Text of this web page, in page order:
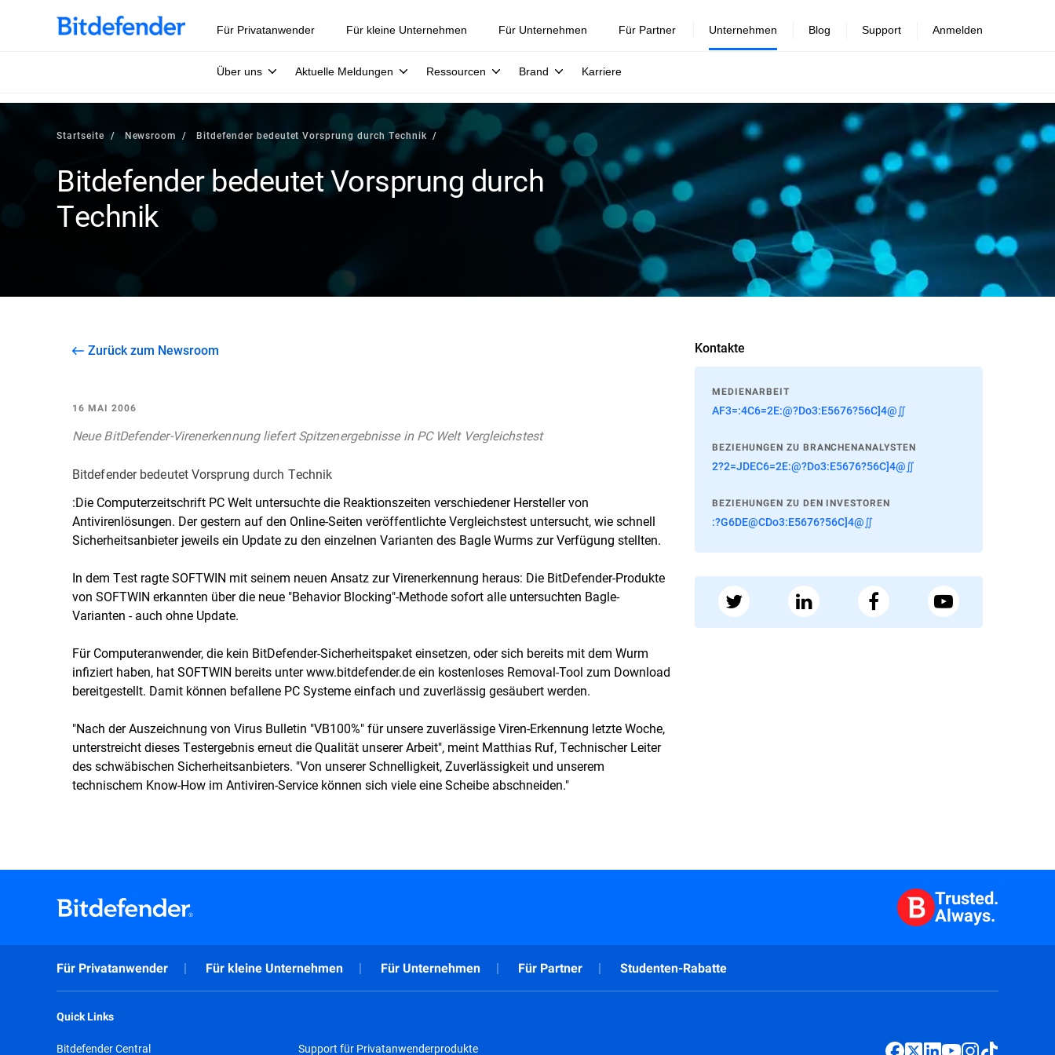
Für Privatanwender Für kleine Unternehmen Für Unternehmen Für Partner Unternehmen
Über uns Aktuelle Meldungen Ressourcen Brand Karriere
Blog Support Anmelden
Startseite Newsroom Bitdefender bedeutet Vorsprung durch Technik
Bitdefender bedeutet Vorsprung durch
Technik
Zurück zum Newsroom
16 MAI 2006
Neue BitDefender-Virenerkennung liefert Spitzenergebnisse in PC Welt Vergleichstest
Bitdefender bedeutet Vorsprung durch Technik
:Die Computerzeitschrift PC Welt untersuchte die Reaktionszeiten verschiedener Hersteller von
Antivirenlösungen. Der gestern auf den Online-Seiten veröffentlichte Vergleichstest untersucht, wie schnell
Sicherheitsanbieter jeweils ein Update zu den einzelnen Varianten des Bagle Wurms zur Verfügung stellten.
In dem Test ragte SOFTWIN mit seinem neuen Ansatz zur Virenerkennung heraus: Die BitDefender-Produkte
von SOFTWIN erkannten über die neue "Behavior Blocking"-Methode sofort alle untersuchten Bagle-
Varianten - auch ohne Update.
Für Computeranwender, die kein BitDefender-Sicherheitspaket einsetzen, oder sich bereits mit dem Wurm
infiziert haben, hat SOFTWIN bereits unterwww.bitdefender.deein kostenloses Removal-Tool zum Download
bereitgestellt. Damit können befallene PC Systeme einfach und zuverlässig gesäubert werden.
"Nach der Auszeichnung von Virus Bulletin "VB100%" für unsere zuverlässige Viren-Erkennung letzte Woche,
unterstreicht dieses Testergebnis erneut die Qualität unserer Arbeit", meint Matthias Ruf, Technischer Leiter
des schwäbischen Sicherheitsanbieters. "Von unserer Schnelligkeit, Zuverlässigkeit und unserem
technischem Know-How im Antiviren-Service können sich viele eine Scheibe abschneiden."
Kontakte
MEDIENARBEIT
AF3=:4C6=2E:@?Do3:E5676?56C]4@∬
BEZIEHUNGEN ZU BRANCHENANALYSTEN
2?2=JDEC6=2E:@?Do3:E5676?56C]4@∬
BEZIEHUNGEN ZU DEN INVESTOREN
:?G6DE@CDo3:E5676?56C]4@∬
Trusted.
Always.
Für Privatanwender Für kleine Unternehmen Für Unternehmen Für Partner Studenten-Rabatte
Quick Links
Bitdefender Central Support für Privatanwenderprodukte